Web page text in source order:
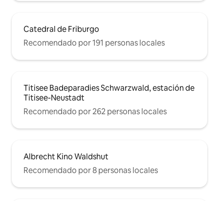
Catedral de Friburgo
Recomendado por 191 personas locales
Titisee Badeparadies Schwarzwald, estación de
Titisee-Neustadt
Recomendado por 262 personas locales
Albrecht Kino Waldshut
Recomendado por 8 personas locales